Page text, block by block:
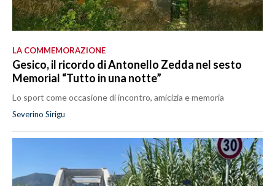
LA COMMEMORAZIONE
Gesico, il ricordo di Antonello Zedda nel sesto
Memorial “Tutto in una notte”
Lo sport come occasione di incontro, amicizia e memoria
Severino Sirigu